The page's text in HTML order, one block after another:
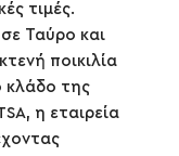
τιμές.
Ταύρο και
ποικιλία
κλάδο της
η εταιρεία